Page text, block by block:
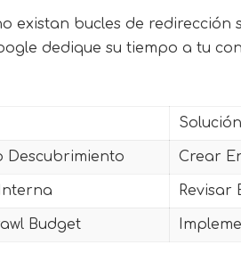
existan bucles de
dedique su tiempo a tu
Descubrimiento Crear
Revisar
Budget